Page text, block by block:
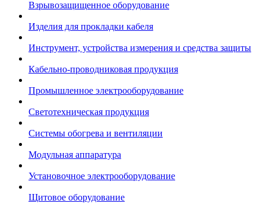
Взрывозащищенное оборудование
Изделия для прокладки кабеля
Инструмент, устройства измерения и средства защиты
Кабельно-проводниковая продукция
Промышленное электрооборудование
Светотехническая продукция
Системы обогрева и вентиляции
Модульная аппаратура
Установочное электрооборудование
Щитовое оборудование